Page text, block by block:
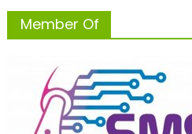
Member Of